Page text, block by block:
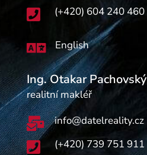
 (+420) 604 240 460
 English
Ing. Otakar Pachovský
realitní makléř
 info@datelreality.cz
 (+420) 739 751 911